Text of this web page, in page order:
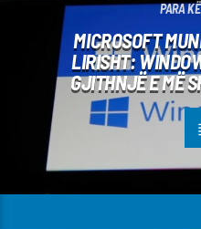
PARA
MICROSOFT
LIRISHT:
GJITHNJË E MË